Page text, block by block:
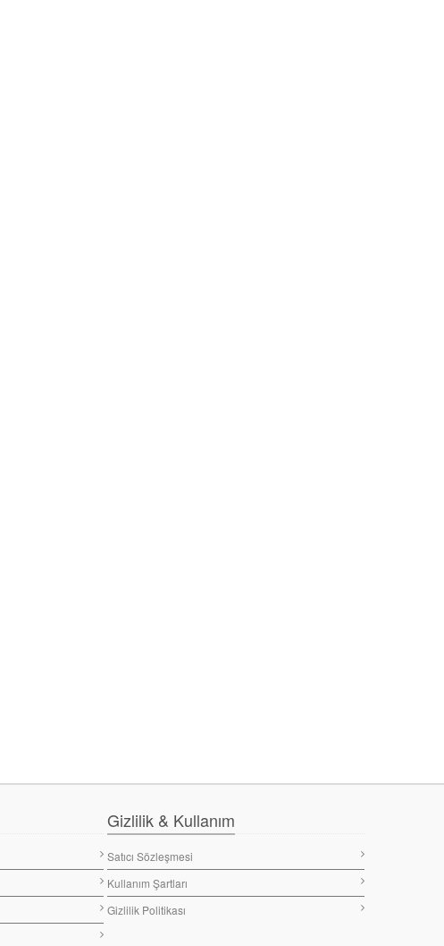
Gizlilik & Kullanım
Satıcı Sözleşmesi
Kullanım Şartları
Gizlilik Politikası